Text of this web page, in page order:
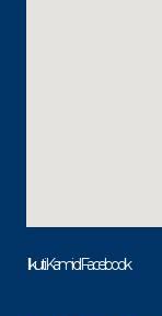
Ikuti Kami di Facebook